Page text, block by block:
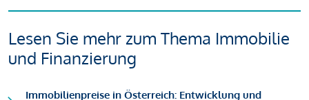
Lesen Sie mehr zum Thema Immobilie
und Finanzierung
Immobilienpreise in Österreich: Entwicklung und